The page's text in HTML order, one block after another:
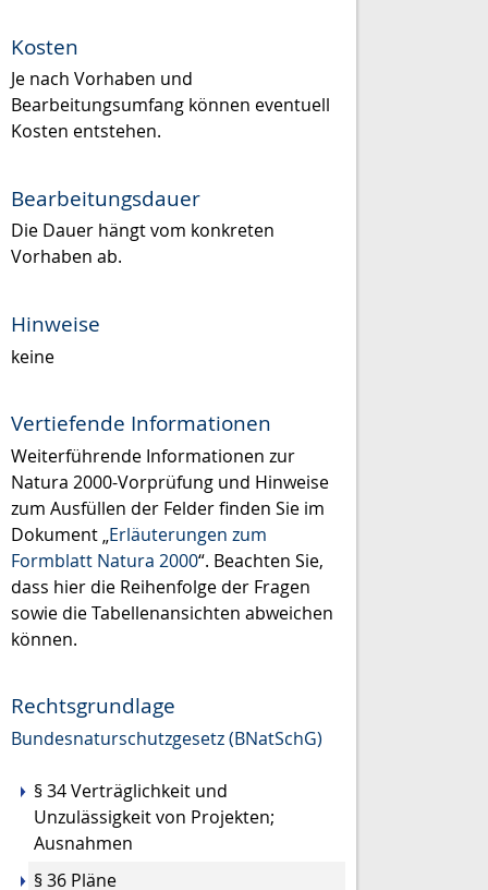
Kosten
Je nach Vorhaben und
Bearbeitungsumfang können eventuell
Kosten entstehen.
Bearbeitungsdauer
Die Dauer hängt vom konkreten
Vorhaben ab.
Hinweise
keine
Vertiefende Informationen
Weiterführende Informationen zur
Natura 2000-Vorprüfung und Hinweise
zum Ausfüllen der Felder finden Sie im
Dokument „Erläuterungen zum
Formblatt Natura 2000“. Beachten Sie,
dass hier die Reihenfolge der Fragen
sowie die Tabellenansichten abweichen
können.
Rechtsgrundlage
Bundesnaturschutzgesetz (BNatSchG)
§ 34 Verträglichkeit und
Unzulässigkeit von Projekten;
Ausnahmen
§ 36 Pläne